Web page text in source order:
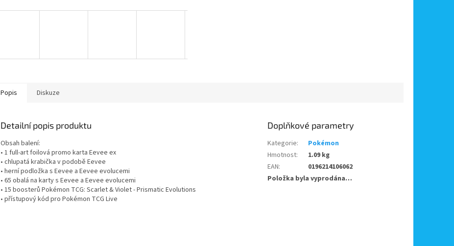
Popis Diskuze
Detailní popis produktu
Obsah balení:
• 1 full-art foilová promo karta Eevee ex
• chlupatá krabička v podobě Eevee
• herní podložka s Eevee a Eevee evolucemi
• 65 obalá na karty s Eevee a Eevee evolucemi
• 15 boosterů Pokémon TCG: Scarlet & Violet - Prismatic Evolutions
• přístupový kód pro Pokémon TCG Live
Doplňkové parametry
Kategorie:
Pokémon
Hmotnost:
1.09 kg
EAN:
0196214106062
Položka byla vyprodána…